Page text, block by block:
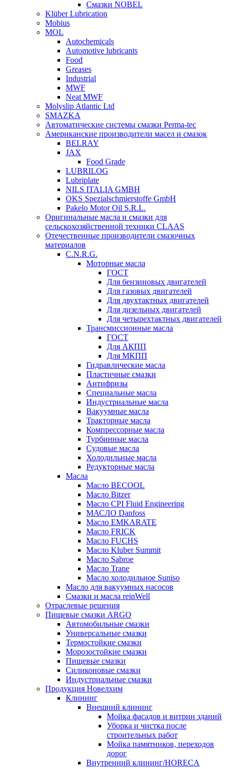
Смазки NOBEL
Klüber Lubrication
Mobius
MOL
Autochemicals
Automotive lubricants
Food
Greases
Industrial
MWF
Neat MWF
Molyslip Atlantic Ltd
SMAZKA
Автоматические системы смазки Perma-tec
Американские производители масел и смазок
BELRAY
JAX
Food Grade
LUBRILOG
Lubriplate
NILS ITALIA GMBH
OKS Spezialschmierstoffe GmbH
Pakelo Motor Oil S.R.L.
Оригинальные масла и смазки для
сельскохозяйственной техники CLAAS
Отечественные производители смазочных
материалов
C.N.R.G.
Моторные масла
ГОСТ
Для бензиновых двигателей
Для газовых двигателей
Для двухтактных двигателей
Для дизельных двигателей
Для четырехтактных двигателей
Трансмиссионные масла
ГОСТ
Для АКПП
Для МКПП
Гидравлические масла
Пластичные смазки
Антифризы
Специальные масла
Индустриальные масла
Вакуумные масла
Тракторные масла
Компрессорные масла
Турбинные масла
Судовые масла
Холодильные масла
Редукторные масла
Масла
Масло BECOOL
Масло Bitzer
Масло CPI Fluid Engineering
МАСЛО Danfoss
Масло EMKARATE
Масло FRICK
Масло FUCHS
Масло Kluber Summit
Масло Sabroe
Масло Trane
Масло холодильное Suniso
Масло для вакуумных насосов
Смазки и масла reinWell
Отраслевые решения
Пищевые смазки ARGO
Автомобильные смазки
Универсальные смазки
Термостойкие смазки
Морозостойкие смазки
Пищевые смазки
Силиконовые смазки
Индустриальные смазки
Продукция Новелхим
Клининг
Внешний клининг
Мойка фасадов и витрин зданий
Уборка и чистка после
строительных работ
Мойка памятников, переходов
дорог
Внутренний клининг/HORECA